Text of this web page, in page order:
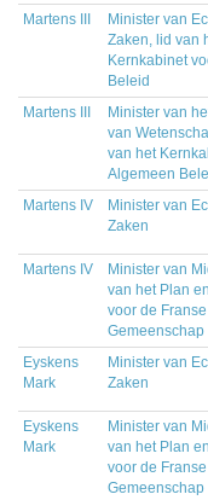
Martens III
Minister van
Zaken, lid van
Kernkabinet
Beleid
Martens III
Minister van
van
van het
Algemeen
Martens IV
Minister van
Zaken
Martens IV
Minister van
van het Plan
voor de Franse
Gemeenschap
Eyskens
Mark
Minister van
Zaken
Eyskens
Mark
Minister van
van het Plan
voor de Franse
Gemeenschap